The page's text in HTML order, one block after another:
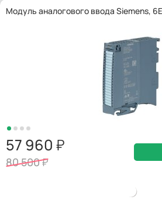
Модуль аналогового ввода Siemens,
57 960
80 500